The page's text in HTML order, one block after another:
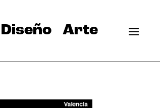
Diseño Arte